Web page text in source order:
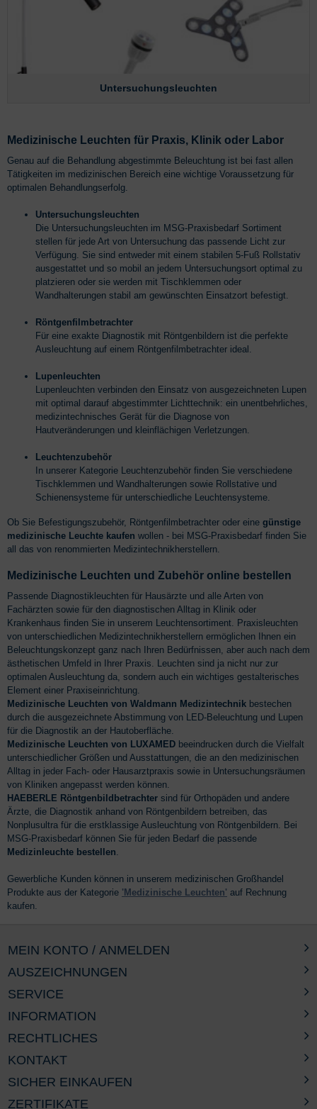
Untersuchungsleuchten
Medizinische Leuchten für Praxis, Klinik oder Labor
Genau auf die Behandlung abgestimmte Beleuchtung ist bei fast allen
Tätigkeiten im medizinischen Bereich eine wichtige Voraussetzung für
optimalen Behandlungserfolg.
Untersuchungsleuchten
Die Untersuchungsleuchten im MSG-Praxisbedarf Sortiment
stellen für jede Art von Untersuchung das passende Licht zur
Verfügung. Sie sind entweder mit einem stabilen 5-Fuß Rollstativ
ausgestattet und so mobil an jedem Untersuchungsort optimal zu
platzieren oder sie werden mit Tischklemmen oder
Wandhalterungen stabil am gewünschten Einsatzort befestigt.
Röntgenfilmbetrachter
Für eine exakte Diagnostik mit Röntgenbildern ist die perfekte
Ausleuchtung auf einem Röntgenfilmbetrachter ideal.
Lupenleuchten
Lupenleuchten verbinden den Einsatz von ausgezeichneten Lupen
mit optimal darauf abgestimmter Lichttechnik: ein unentbehrliches,
medizintechnisches Gerät für die Diagnose von
Hautveränderungen und kleinflächigen Verletzungen.
Leuchtenzubehör
In unserer Kategorie Leuchtenzubehör finden Sie verschiedene
Tischklemmen und Wandhalterungen sowie Rollstative und
Schienensysteme für unterschiedliche Leuchtensysteme.
Ob Sie Befestigungszubehör, Röntgenfilmbetrachter oder eine günstige
medizinische Leuchte kaufen wollen - bei MSG-Praxisbedarf finden Sie
all das von renommierten Medizintechnikherstellern.
Medizinische Leuchten und Zubehör online bestellen
Passende Diagnostikleuchten für Hausärzte und alle Arten von
Fachärzten sowie für den diagnostischen Alltag in Klinik oder
Krankenhaus finden Sie in unserem Leuchtensortiment. Praxisleuchten
von unterschiedlichen Medizintechnikherstellern ermöglichen Ihnen ein
Beleuchtungskonzept ganz nach Ihren Bedürfnissen, aber auch nach dem
ästhetischen Umfeld in Ihrer Praxis. Leuchten sind ja nicht nur zur
optimalen Ausleuchtung da, sondern auch ein wichtiges gestalterisches
Element einer Praxiseinrichtung.
Medizinische Leuchten von Waldmann Medizintechnik bestechen
durch die ausgezeichnete Abstimmung von LED-Beleuchtung und Lupen
für die Diagnostik an der Hautoberfläche.
Medizinische Leuchten von LUXAMED beeindrucken durch die Vielfalt
unterschiedlicher Größen und Ausstattungen, die an den medizinischen
Alltag in jeder Fach- oder Hausarztpraxis sowie in Untersuchungsräumen
von Kliniken angepasst werden können.
HAEBERLE Röntgenbildbetrachter sind für Orthopäden und andere
Ärzte, die Diagnostik anhand von Röntgenbildern betreiben, das
Nonplusultra für die erstklassige Ausleuchtung von Röntgenbildern. Bei
MSG-Praxisbedarf können Sie für jeden Bedarf die passende
Medizinleuchte bestellen
Gewerbliche Kunden können in unserem medizinischen Großhandel
Produkte aus der Kategorie 'Medizinische Leuchten' auf Rechnung
kaufen.
AUSZEICHNUNGEN
SERVICE
INFORMATION
RECHTLICHES
MEIN KONTO / ANMELDEN
KONTAKT
SICHER EINKAUFEN
ZERTIFIKATE